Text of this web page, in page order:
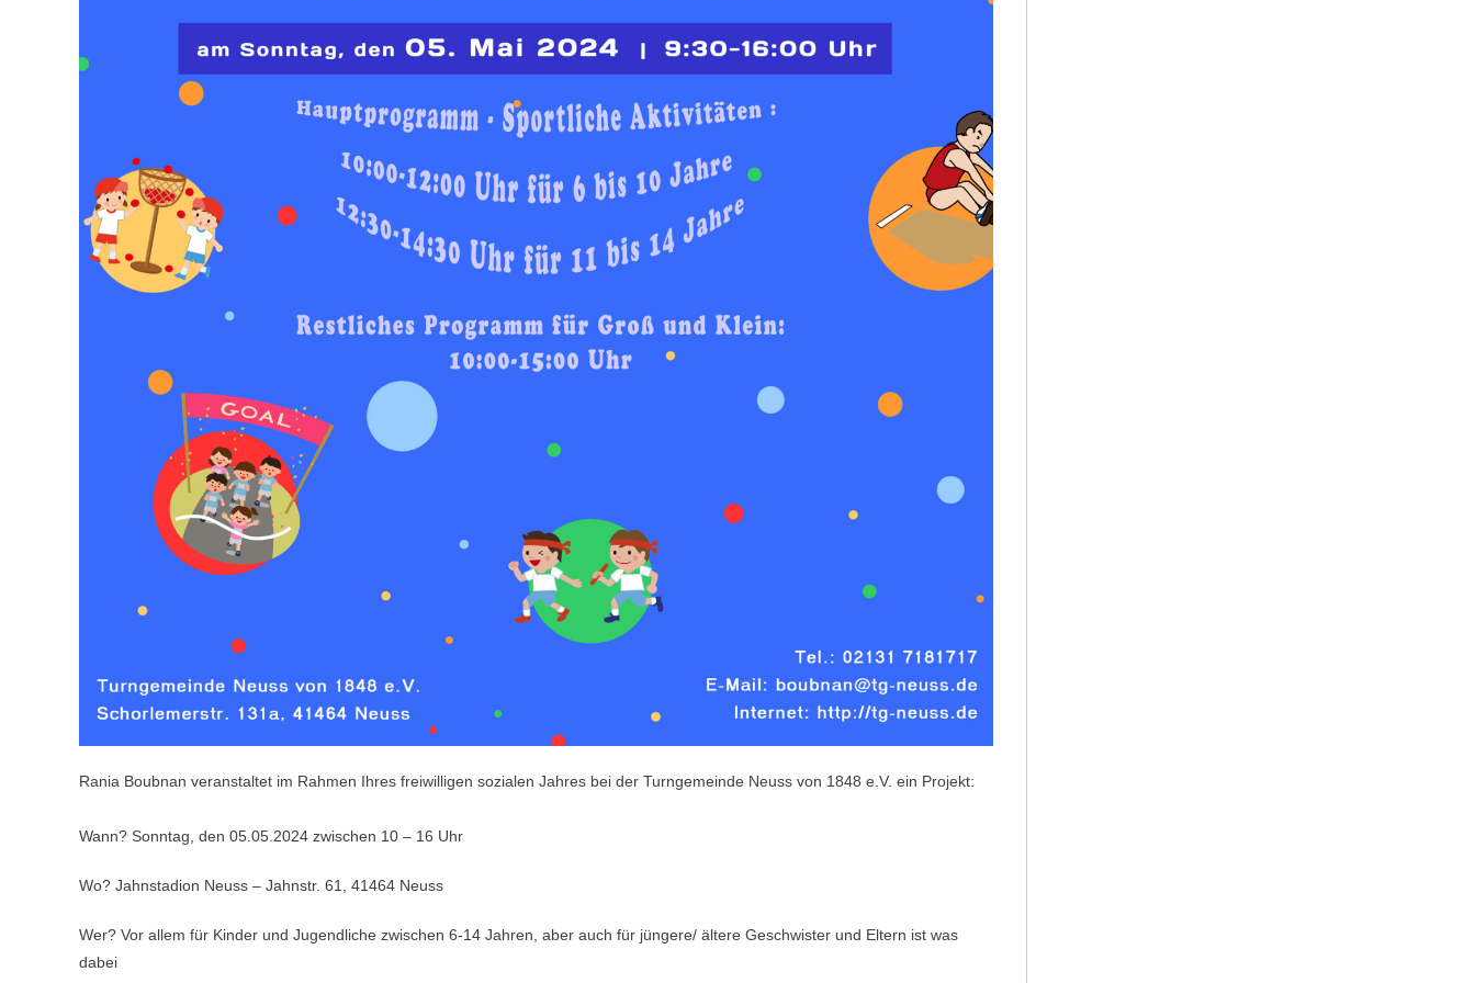
Rania Boubnan veranstaltet im Rahmen Ihres freiwilligen sozialen Jahres bei der Turngemeinde Neuss von 1848 e.V. ein Projekt:
Wann? Sonntag, den 05.05.2024 zwischen 10 – 16 Uhr
Wo? Jahnstadion Neuss – Jahnstr. 61, 41464 Neuss
Wer? Vor allem für Kinder und Jugendliche zwischen 6-14 Jahren, aber auch für jüngere/ ältere Geschwister und Eltern ist was
dabei